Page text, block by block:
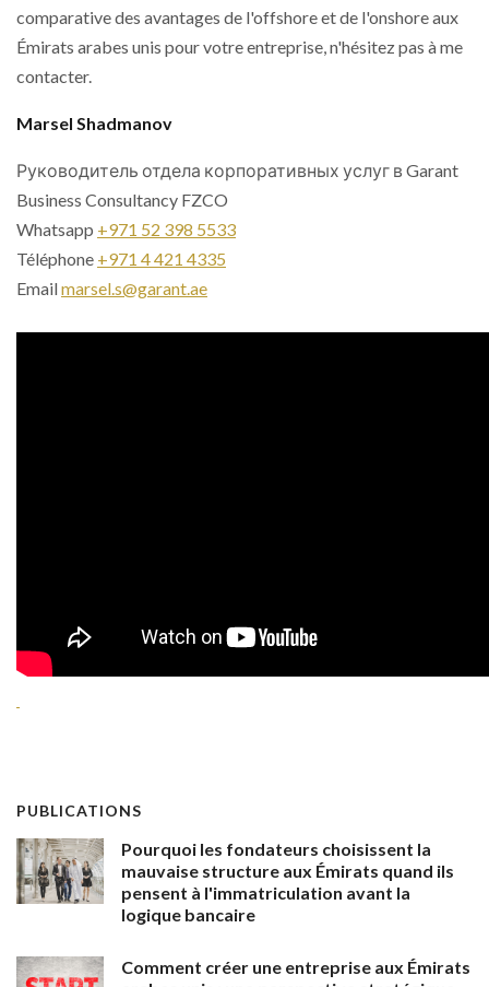
comparative des avantages de l'offshore et de l'onshore aux
Émirats arabes unis pour votre entreprise, n'hésitez pas à me
contacter.
Marsel Shadmanov
Руководитель отдела корпоративных услуг в Garant
Business Consultancy FZCO
Whatsapp +971 52 398 5533
Téléphone +971 4 421 4335
Emailmarsel.s@garant.ae
PUBLICATIONS
Pourquoi les fondateurs choisissent la
mauvaise structure aux Émirats quand ils
pensent à l'immatriculation avant la
logique bancaire
Comment créer une entreprise aux Émirats